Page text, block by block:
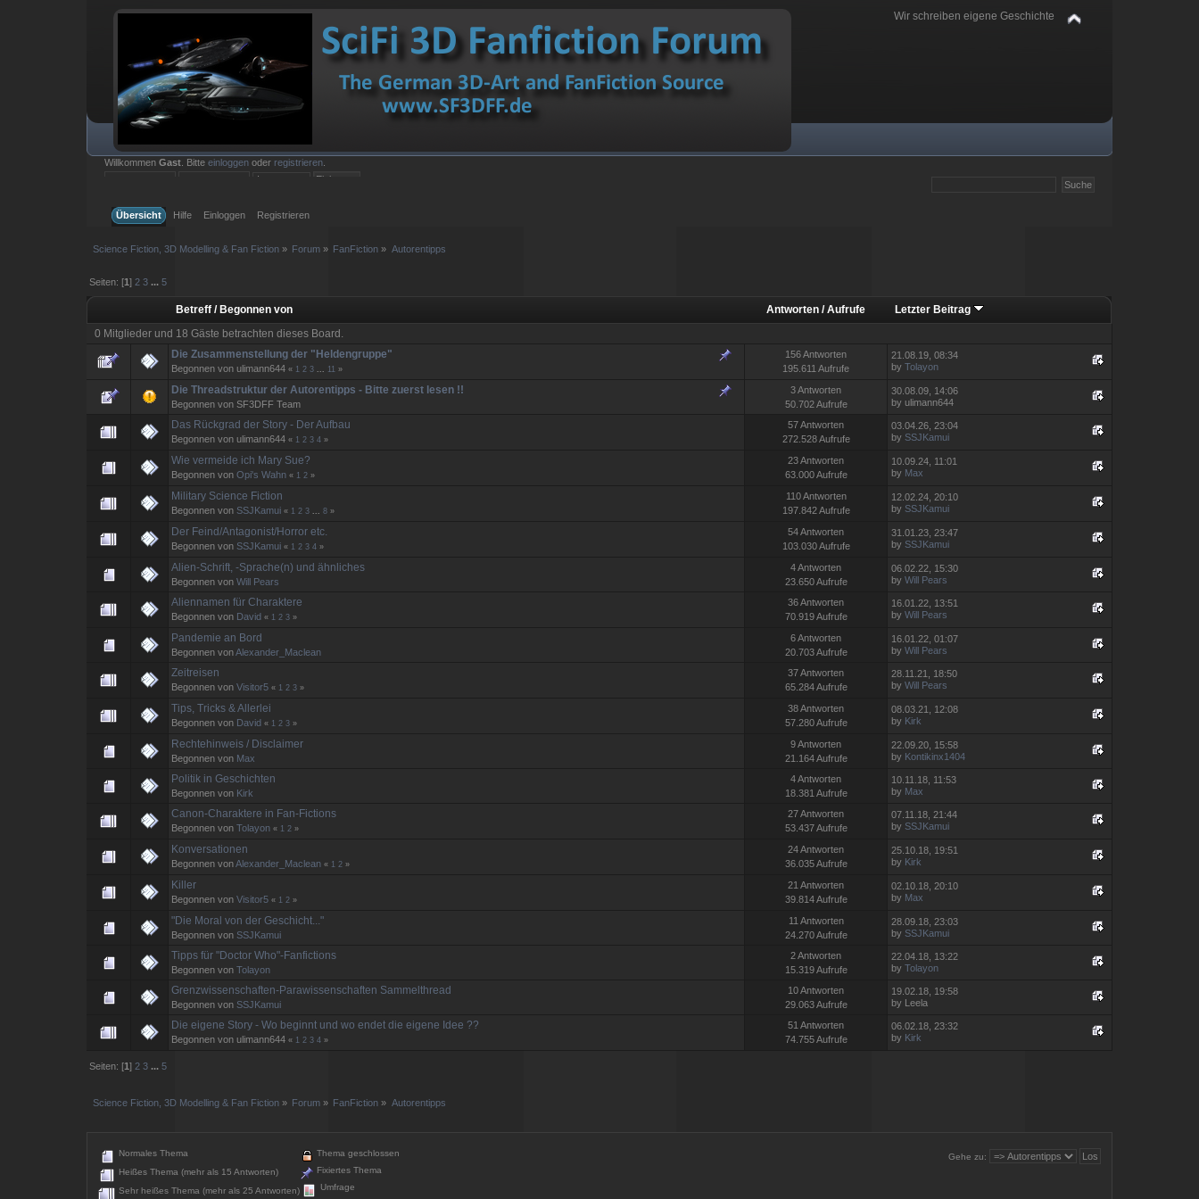
Wir schreiben eigene Geschichte
WillkommenGast . Bitteeinloggen oder registrieren
Übersicht
Hilfe Einloggen Registrieren
Science Fiction, 3D Modelling & Fan Fiction» Forum » FanFiction » Autorentipps
Seiten: [1 ] 2 3 ... 5
Betreff/ Begonnen von Antworten/Aufrufe
Letzter Beitrag
0 Mitglieder und 18 Gäste betrachten dieses Board.
Die Zusammenstellung der "Heldengruppe"
Begonnen von ulimann644« 1 2 3 ... 11 »
156 Antworten
195.611 Aufrufe
21.08.19, 08:34
byTolayon
Die Threadstruktur der Autorentipps - Bitte zuerst lesen !!
Begonnen von SF3DFF Team
3 Antworten
50.702 Aufrufe
30.08.09, 14:06
by ulimann644
Das Rückgrad der Story - Der Aufbau
Begonnen von ulimann644« 1 2 3 4 »
57 Antworten
272.528 Aufrufe
03.04.26, 23:04
bySSJKamui
Wie vermeide ich Mary Sue?
Begonnen vonOpi's Wahn « 1 2 »
23 Antworten
63.000 Aufrufe
10.09.24, 11:01
by Max
Military Science Fiction
Begonnen vonSSJKamui « 1 2 3 ...8 »
110 Antworten
197.842 Aufrufe
12.02.24, 20:10
bySSJKamui
Der Feind/Antagonist/Horror etc.
Begonnen vonSSJKamui « 1 2 3 4 »
54 Antworten
103.030 Aufrufe
31.01.23, 23:47
bySSJKamui
Alien-Schrift, -Sprache(n) und ähnliches
Begonnen vonWill Pears
4 Antworten
23.650 Aufrufe
06.02.22, 15:30
byWill Pears
Aliennamen für Charaktere
Begonnen von David « 1 2 3 »
36 Antworten
70.919 Aufrufe
16.01.22, 13:51
byWill Pears
Pandemie an Bord
Begonnen vonAlexander_Maclean
6 Antworten
20.703 Aufrufe
16.01.22, 01:07
byWill Pears
Zeitreisen
Begonnen vonVisitor5 « 1 2 3 »
37 Antworten
65.284 Aufrufe
28.11.21, 18:50
byWill Pears
Tips, Tricks & Allerlei
Begonnen von David « 1 2 3 »
38 Antworten
57.280 Aufrufe
08.03.21, 12:08
by Kirk
Rechtehinweis / Disclaimer
Begonnen von Max
9 Antworten
21.164 Aufrufe
22.09.20, 15:58
by Kontikinx1404
Politik in Geschichten
Begonnen von Kirk
4 Antworten
18.381 Aufrufe
10.11.18, 11:53
by Max
Canon-Charaktere in Fan-Fictions
Begonnen vonTolayon « 1 2 »
27 Antworten
53.437 Aufrufe
07.11.18, 21:44
bySSJKamui
Konversationen
Begonnen vonAlexander_Maclean « 1 2 »
24 Antworten
36.035 Aufrufe
25.10.18, 19:51
by Kirk
Killer
Begonnen vonVisitor5 « 1 2 »
21 Antworten
39.814 Aufrufe
02.10.18, 20:10
by Max
"Die Moral von der Geschicht..."
Begonnen vonSSJKamui
11 Antworten
24.270 Aufrufe
28.09.18, 23:03
bySSJKamui
Tipps für "Doctor Who"-Fanfictions
Begonnen vonTolayon
2 Antworten
15.319 Aufrufe
22.04.18, 13:22
byTolayon
Grenzwissenschaften-Parawissenschaften Sammelthread
Begonnen vonSSJKamui
10 Antworten
29.063 Aufrufe
19.02.18, 19:58
by Leela
Die eigene Story - Wo beginnt und wo endet die eigene Idee ??
Begonnen von ulimann644« 1 2 3 4 »
51 Antworten
74.755 Aufrufe
06.02.18, 23:32
by Kirk
Seiten: [1] 2 3 ... 5
Science Fiction, 3D Modelling & Fan Fiction» Forum » FanFiction » Autorentipps
Gehe zu:
Normales Thema
Heißes Thema (mehr als 15 Antworten)
Sehr heißes Thema (mehr als 25 Antworten)
Thema geschlossen
Fixiertes Thema
Umfrage